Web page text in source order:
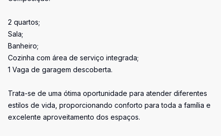
2 quartos;
Sala;
Banheiro;
Cozinha com área de serviço integrada;
1 Vaga de garagem descoberta.
Trata-se de uma ótima oportunidade para atender diferentes
estilos de vida, proporcionando conforto para toda a família e
excelente aproveitamento dos espaços.